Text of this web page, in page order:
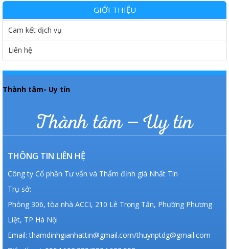
GIỚI THIỆU
Cam kết dịch vụ
Liên hệ
Thành tâm- Uy tín
Thành tâm – Uy tín
THÔNG TIN LIÊN HỆ
Công ty Cổ phần Tư vấn và Thẩm định giá Nhất Tín
Trụ sở:
Phòng 306, tòa nhà ACCI, 210 Lê Trọng Tấn, Phường Phương
Liệt, TP Hà Nội
Email: thamdinhgianhattin@gmail.com/thuynptdg@gmail.com